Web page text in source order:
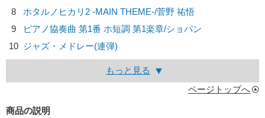
8
ホタルノヒカリ2 -MAIN THEME-/菅野 祐悟
9
ピアノ協奏曲 第1番 ホ短調 第1楽章/ショパン
10 ジャズ・メドレー(連弾)
もっと見る
ページトップへ
商品の説明